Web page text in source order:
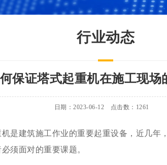
行业动态
保证塔式起重机在施工现场
日期：2023-06-12 点击数： 1261
是建筑施工作业的重要起重设备，近几
须面对的重要课题。